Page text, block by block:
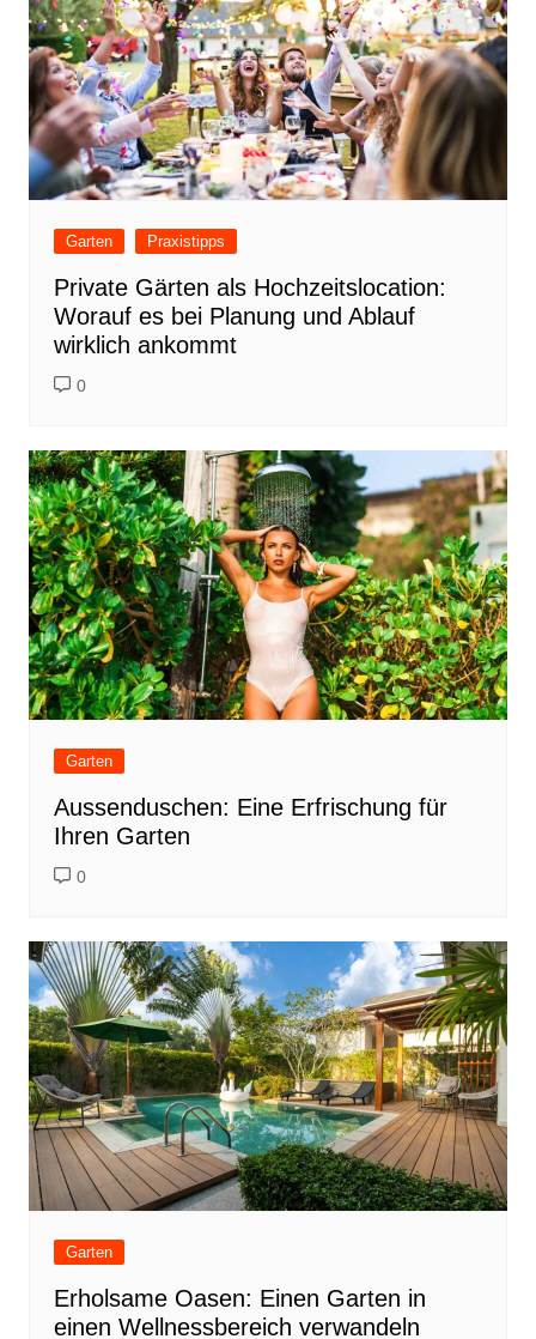
Garten Praxistipps
Private Gärten als Hochzeitslocation:
Worauf es bei Planung und Ablauf
wirklich ankommt
0
Garten
Aussenduschen: Eine Erfrischung für
Ihren Garten
0
Garten
Erholsame Oasen: Einen Garten in
einen Wellnessbereich verwandeln